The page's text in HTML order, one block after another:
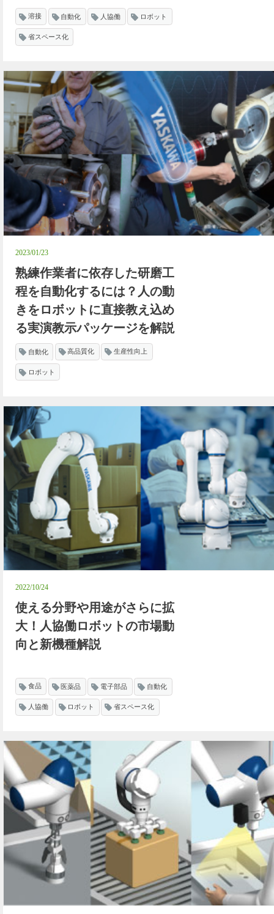
溶接 自動化 人協働 ロボット
省スペース化
2023/01/23
熟練作業者に依存した研磨工
程を自動化するには？人の動
きをロボットに直接教え込め
る実演教示パッケージを解説
自動化 高品質化 生産性向上
ロボット
2022/10/24
使える分野や用途がさらに拡
大！人協働ロボットの市場動
向と新機種解説
食品 医薬品 電子部品 自動化
人協働 ロボット 省スペース化